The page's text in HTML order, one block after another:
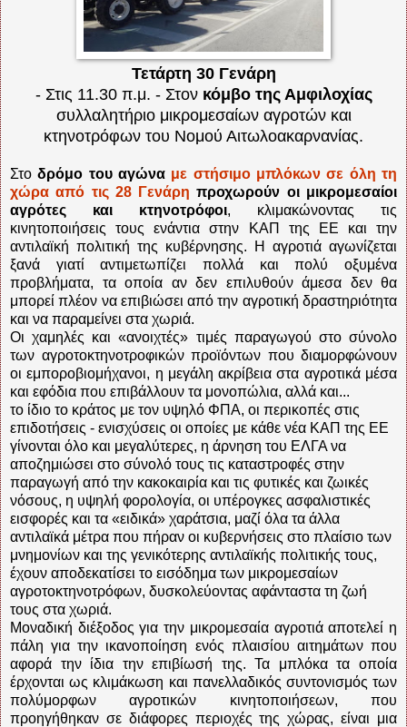
Τετάρτη 30 Γενάρη
- Στις 11.30 π.μ. - Στον κόμβο της Αμφιλοχίας
συλλαλητήριο μικρομεσαίων αγροτών και
κτηνοτρόφων του Νομού Αιτωλοακαρνανίας.
Στο δρόμο του αγώνα με στήσιμο μπλόκων σε όλη τη
χώρα από τις 28 Γενάρη προχωρούν οι μικρομεσαίοι
αγρότες και κτηνοτρόφοι, κλιμακώνοντας τις
κινητοποιήσεις τους ενάντια στην ΚΑΠ της ΕΕ και την
αντιλαϊκή πολιτική της κυβέρνησης. Η αγροτιά αγωνίζεται
ξανά γιατί αντιμετωπίζει πολλά και πολύ οξυμένα
προβλήματα, τα οποία αν δεν επιλυθούν άμεσα δεν θα
μπορεί πλέον να επιβιώσει από την αγροτική δραστηριότητα
και να παραμείνει στα χωριά.
Οι χαμηλές και «ανοιχτές» τιμές παραγωγού στο σύνολο
των αγροτοκτηνοτροφικών προϊόντων που διαμορφώνουν
οι εμποροβιομήχανοι, η μεγάλη ακρίβεια στα αγροτικά μέσα
και εφόδια που επιβάλλουν τα μονοπώλια, αλλά και...
το ίδιο το κράτος με τον υψηλό ΦΠΑ, οι περικοπές στις
επιδοτήσεις - ενισχύσεις οι οποίες με κάθε νέα ΚΑΠ της ΕΕ
γίνονται όλο και μεγαλύτερες, η άρνηση του ΕΛΓΑ να
αποζημιώσει στο σύνολό τους τις καταστροφές στην
παραγωγή από την κακοκαιρία και τις φυτικές και ζωικές
νόσους, η υψηλή φορολογία, οι υπέρογκες ασφαλιστικές
εισφορές και τα «ειδικά» χαράτσια, μαζί όλα τα άλλα
αντιλαϊκά μέτρα που πήραν οι κυβερνήσεις στο πλαίσιο των
μνημονίων και της γενικότερης αντιλαϊκής πολιτικής τους,
έχουν αποδεκατίσει το εισόδημα των μικρομεσαίων
αγροτοκτηνοτρόφων, δυσκολεύοντας αφάνταστα τη ζωή
τους στα χωριά.
Μοναδική διέξοδος για την μικρομεσαία αγροτιά αποτελεί η
πάλη για την ικανοποίηση ενός πλαισίου αιτημάτων που
αφορά την ίδια την επιβίωσή της. Τα μπλόκα τα οποία
έρχονται ως κλιμάκωση και πανελλαδικός συντονισμός των
πολύμορφων αγροτικών κινητοποιήσεων, που
προηγήθηκαν σε διάφορες περιοχές της χώρας, είναι μια